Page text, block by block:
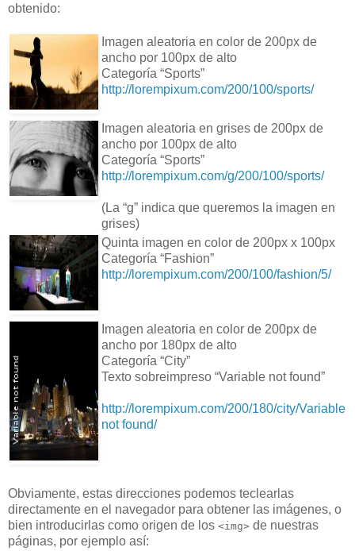
obtenido:
Imagen aleatoria en color de 200px de
ancho por 100px de alto
Categoría “Sports”
http://lorempixum.com/200/100/sports/
Imagen aleatoria en grises de 200px de
ancho por 100px de alto
Categoría “Sports”
http://lorempixum.com/g/200/100/sports/
(La “g” indica que queremos la imagen en
grises)
Quinta imagen en color de 200px x 100px
Categoría “Fashion”
http://lorempixum.com/200/100/fashion/5/
Imagen aleatoria en color de 200px de
ancho por 180px de alto
Categoría “City”
Texto sobreimpreso “Variable not found”
http://lorempixum.com/200/180/city/Variable
not found/
Obviamente, estas direcciones podemos teclearlas
directamente en el navegador para obtener las imágenes, o
bien introducirlas como origen de los <img> de nuestras
páginas, por ejemplo así: